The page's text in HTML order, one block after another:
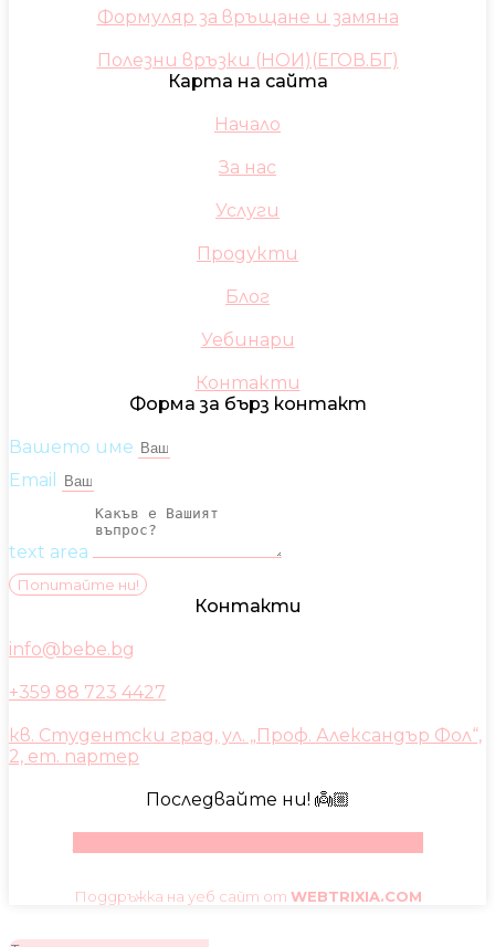
Формуляр за връщане и замяна
Полезни връзки (НОИ)(ЕГОВ.БГ)
Карта на сайта
Начало
За нас
Услуги
Продукти
Блог
Уебинари
Контакти
Форма за бърз контакт
Вашето име
Email
text area
Попитайте ни!
Контакти
info@bebe.bg
+359 88 723 4427
кв. Студентски град, ул. „Проф. Александър Фол“,
2, ет. партер
Последвайте ни! 👼🏼
Поддръжка на уеб сайт от WEBTRIXIA.COM